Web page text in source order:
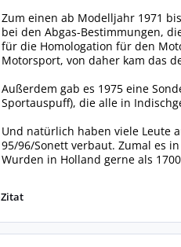
Zum einen ab Modelljahr 1971
bei den Abgas-Bestimmungen,
für die Homologation für den
Motorsport, von daher kam das
Außerdem gab es 1975 eine
Sportauspuff), die alle in
Und natürlich haben viele Leute
95/96/Sonett verbaut. Zumal es
Wurden in Holland gerne als
Zitat